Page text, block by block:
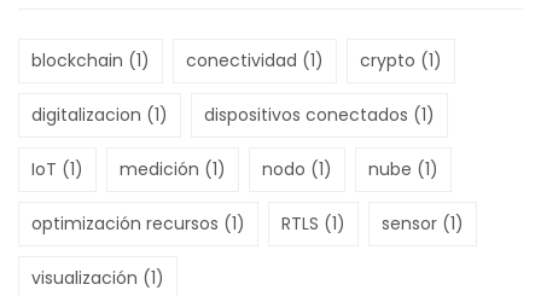
blockchain (1) conectividad (1) crypto (1)
digitalizacion (1) dispositivos conectados (1)
IoT (1) medición (1) nodo (1) nube (1)
optimización recursos (1) RTLS (1) sensor (1)
visualización (1)